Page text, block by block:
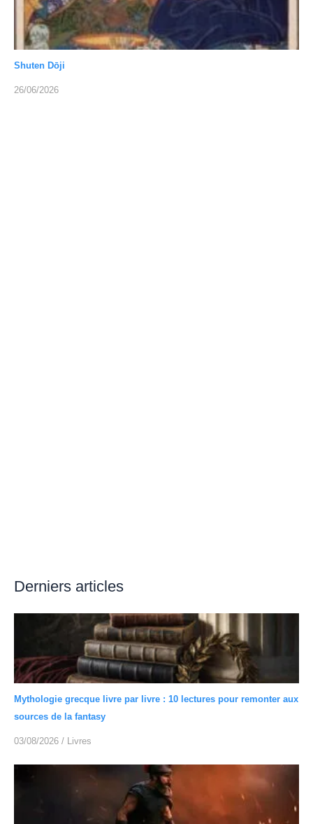
Shuten Dōji
26/06/2026
Derniers articles
Mythologie grecque livre par livre : 10 lectures pour remonter aux
sources de la fantasy
03/08/2026 / Livres